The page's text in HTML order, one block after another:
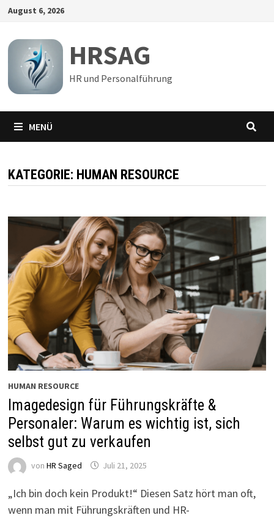
Zum
springen
August 6, 2026
HRSAG
HR und Personalführung
MENÜ
KATEGORIE: HUMAN RESOURCE
HUMAN RESOURCE
Imagedesign für Führungskräfte &
Personaler: Warum es wichtig ist, sich
selbst gut zu verkaufen
von HR Saged Juli 21, 2025
„Ich bin doch kein Produkt!“ Diesen Satz hört man oft,
wenn man mit Führungskräften und HR-